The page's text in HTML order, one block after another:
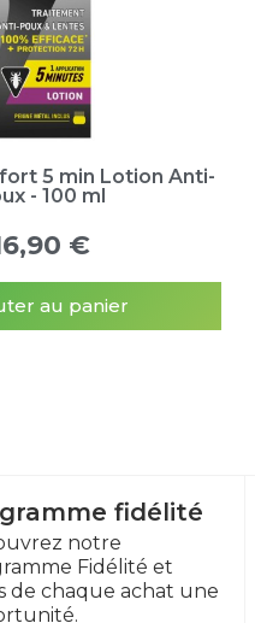
5 min Lotion Anti-
- 100 ml
€
au panier
fidélité
notre
Fidélité et
de chaque achat une